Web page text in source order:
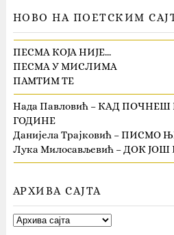
НОВО НА ПОЕТСКИМ
ПЕСМА КОЈА НИЈЕ…
ПЕСМА У МИСЛИМА
ПАМТИМ ТЕ
Нада Павловић – КАД ПОЧНЕШ
ГОДИНЕ
Данијела Трајковић – ПИСМО
Лука Милосављевић – ДОК
АРХИВА САЈТА